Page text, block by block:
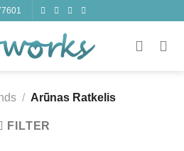
/ Arūnas Ratkelis
FILTER